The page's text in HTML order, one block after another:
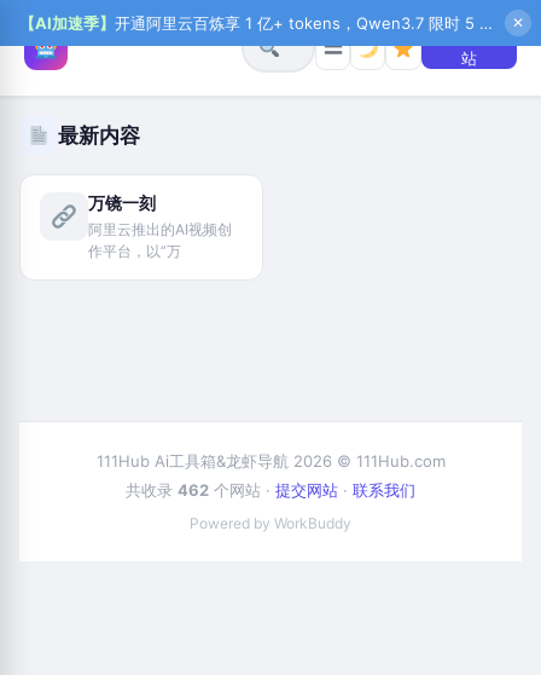
【AI加速季】 开通阿里云百炼享 1 亿+ tokens，Qwen3.7 限时 5 折起，秒悟新注送 1 万积分，加入 OPC 赢百万助力金，QoderWork CN 首月 0 元 ✕
☰
+ 提交网
站
最新内容
万镜一刻
阿里云推出的AI视频创
作平台，以”万
111Hub Ai工具箱&龙虾导航 2026 © 111Hub.com
共收录 462 个网站 · 提交网站 · 联系我们
Powered by WorkBuddy